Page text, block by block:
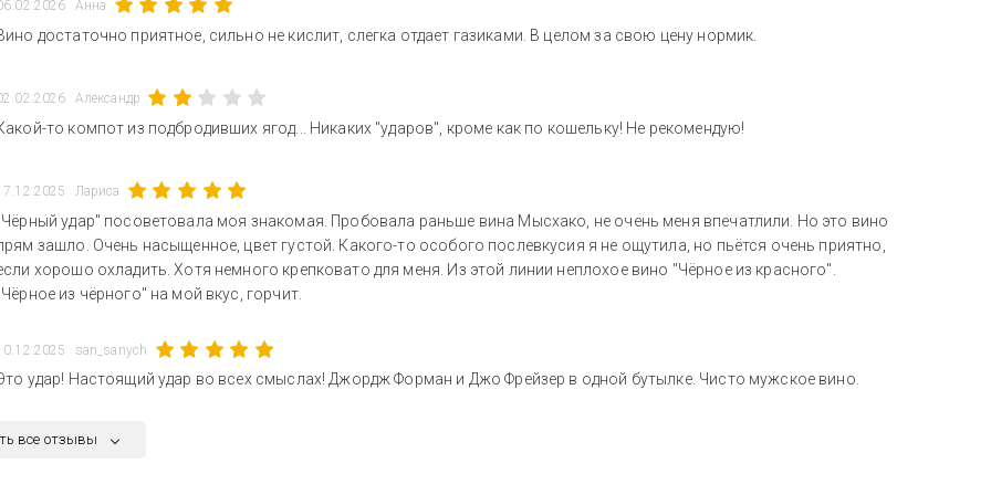
Анна
достаточно приятное, сильно не кислит, слегка отдает газиками. В целом за свою цену нормик.
Александр
то компот из подбродивших ягод... Никаких "ударов", кроме как по кошельку! Не рекомендую!
Лариса
удар" посоветовала моя знакомая. Пробовала раньше вина Мысхако, не очень меня впечатлили. Но это вино
зашло. Очень насыщенное, цвет густой. Какого-то особого послевкусия я не ощутила, но пьётся очень приятно,
хорошо охладить. Хотя немного крепковато для меня. Из этой линии неплохое вино "Чёрное из красного".
из чёрного" на мой вкус, горчит.
san_sanych
удар! Настоящий удар во всех смыслах! Джордж Форман и Джо Фрейзер в одной бутылке. Чисто мужское вино.
все отзывы